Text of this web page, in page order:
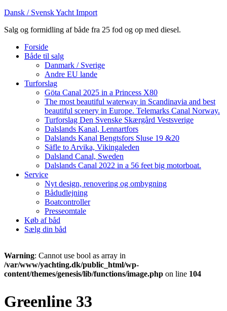
Dansk / Svensk Yacht Import
Salg og formidling af både fra 25 fod og op med diesel.
Forside
Både til salg
Danmark / Sverige
Andre EU lande
Turforslag
Göta Canal 2025 in a Princess X80
The most beautiful waterway in Scandinavia and best
beautiful scenery in Europe. Telemarks Canal Norway.
Turforslag Den Svenske Skærgård Vestsverige
Dalslands Kanal, Lennartfors
Dalslands Kanal Bengtsfors Sluse 19 &20
Säfle to Arvika, Vikingaleden
Dalsland Canal, Sweden
Dalslands Canal 2022 in a 56 feet big motorboat.
Service
Nyt design, renovering og ombygning
Bådudlejning
Boatcontroller
Presseomtale
Køb af båd
Sælg din båd
Warning: Cannot use bool as array in
/var/www/yachting.dk/public_html/wp-
content/themes/genesis/lib/functions/image.php on line 104
Greenline 33